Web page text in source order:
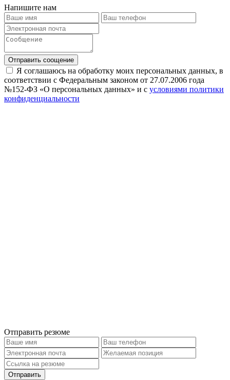
Напишите нам
Отправить соощение
Я соглашаюсь на обработку моих персональных данных, в
соответствии с Федеральным законом от 27.07.2006 года
№152-ФЗ «О персональных данных» и с условиями политики
конфиденциальности
Отправить резюме
Отправить